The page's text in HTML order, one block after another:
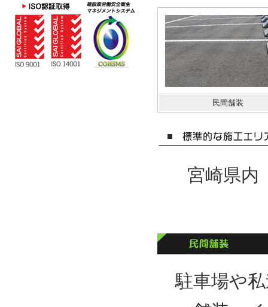
民間舗装
宮崎県内
駐車場や